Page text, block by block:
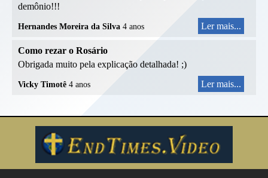
demônio!!!
Hernandes Moreira da Silva 4 anos Ler mais...
Como rezar o Rosário
Obrigada muito pela explicação detalhada! ;)
Vicky Timotê 4 anos Ler mais...